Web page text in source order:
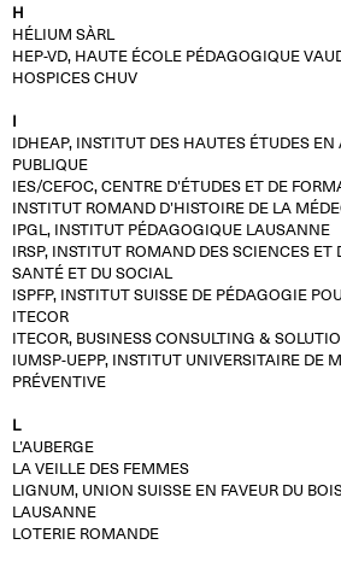
H
HÉLIUM SÀRL
HEP-VD, HAUTE ÉCOLE PÉDAGOGIQUE
HOSPICES CHUV
I
IDHEAP, INSTITUT DES HAUTES ÉTUDES
PUBLIQUE
IES/CEFOC, CENTRE D’ÉTUDES ET DE
INSTITUT ROMAND D’HISTOIRE DE LA
IPGL, INSTITUT PÉDAGOGIQUE LAUSANNE
IRSP, INSTITUT ROMAND DES SCIENCES ET
SANTÉ ET DU SOCIAL
ISPFP, INSTITUT SUISSE DE PÉDAGOGIE
ITECOR
ITECOR, BUSINESS CONSULTING &
IUMSP-UEPP, INSTITUT UNIVERSITAIRE DE
PRÉVENTIVE
L
L’AUBERGE
LA VEILLE DES FEMMES
LIGNUM, UNION SUISSE EN FAVEUR DU
LAUSANNE
LOTERIE ROMANDE